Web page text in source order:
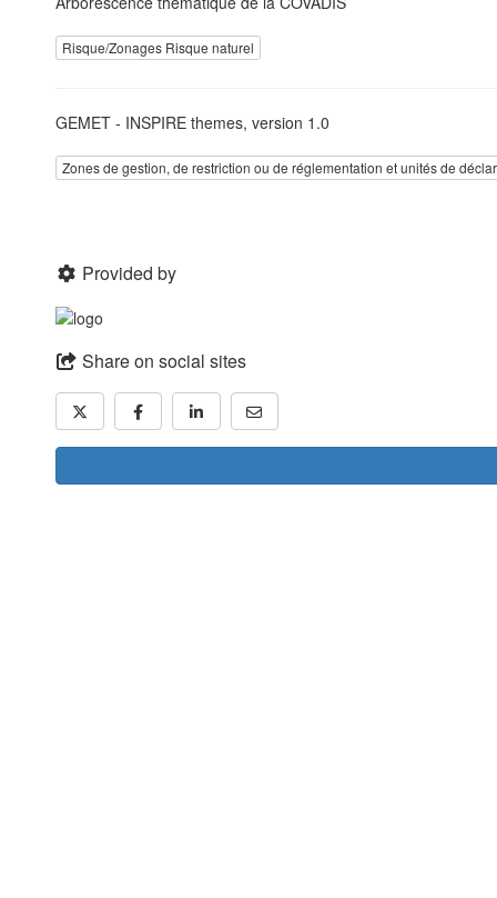
Risque/Zonages Risque naturel
GEMET - INSPIRE themes, version 1.0
Zones de gestion, de restriction ou de réglementation et unités de
Provided by
Share on social sites